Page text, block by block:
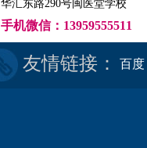
华汇东路290号闽医堂学校
手机微信：13959555511
友情链接： 百度